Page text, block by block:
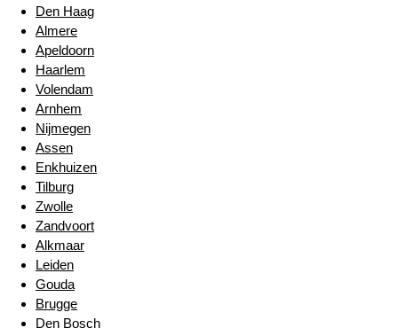
Den Haag
Almere
Apeldoorn
Haarlem
Volendam
Arnhem
Nijmegen
Assen
Enkhuizen
Tilburg
Zwolle
Zandvoort
Alkmaar
Leiden
Gouda
Brugge
Den Bosch